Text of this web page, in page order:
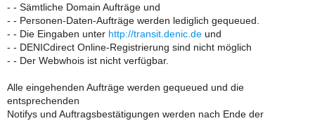
- - Sämtliche Domain Aufträge und
- - Personen-Daten-Aufträge werden lediglich gequeued.
- - Die Eingaben unter http://transit.denic.de und
- - DENICdirect Online-Registrierung sind nicht möglich
- - Der Webwhois ist nicht verfügbar.
Alle eingehenden Aufträge werden gequeued und die
entsprechenden
Notifys und Auftragsbestätigungen werden nach Ende der